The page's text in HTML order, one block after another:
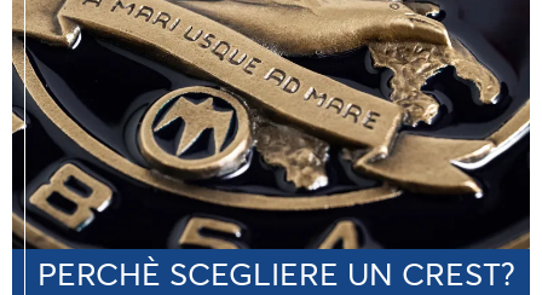
PERCHÈ SCEGLIERE UN CREST?